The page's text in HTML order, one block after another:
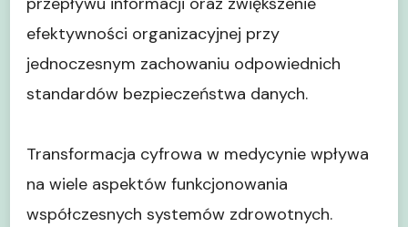
efektywności organizacyjnej przy
jednoczesnym zachowaniu odpowiednich
standardów bezpieczeństwa danych.
Transformacja cyfrowa w medycynie wpływa
na wiele aspektów funkcjonowania
współczesnych systemów zdrowotnych.